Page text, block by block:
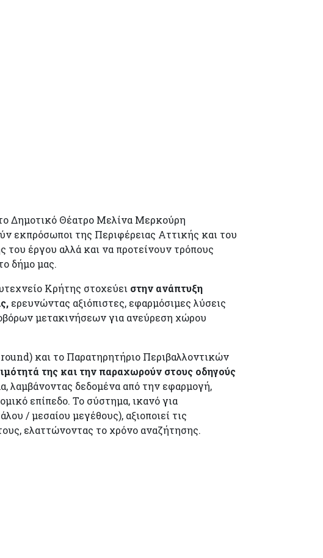
Δημοτικό Θέατρο Μελίνα Μερκούρη
εκπρόσωποι της Περιφέρειας Αττικής και του
έργου αλλά και να προτείνουν τρόπους
δήμο μας.
Κρήτης στοχεύει στην ανάπτυξη
ερευνώντας αξιόπιστες, εφαρμόσιμες λύσεις
μετακινήσεων για ανεύρεση χώρου
και το Παρατηρητήριο Περιβαλλοντικών
της και την παραχωρούν στους οδηγούς
λαμβάνοντας δεδομένα από την εφαρμογή,
επίπεδο. Το σύστημα, ικανό για
/ μεσαίου μεγέθους), αξιοποιεί τις
ελαττώνοντας το χρόνο αναζήτησης.